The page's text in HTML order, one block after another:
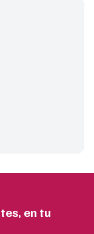
en tu